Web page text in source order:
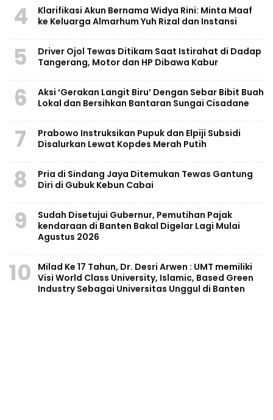
4
Klarifikasi Akun Bernama Widya Rini: Minta Maaf
ke Keluarga Almarhum Yuh Rizal dan Instansi
5
Driver Ojol Tewas Ditikam Saat Istirahat di Dadap
Tangerang, Motor dan HP Dibawa Kabur
6
Aksi ‘Gerakan Langit Biru’ Dengan Sebar Bibit Buah
Lokal dan Bersihkan Bantaran Sungai Cisadane
7
Prabowo Instruksikan Pupuk dan Elpiji Subsidi
Disalurkan Lewat Kopdes Merah Putih
8
Pria di Sindang Jaya Ditemukan Tewas Gantung
Diri di Gubuk Kebun Cabai
9
Sudah Disetujui Gubernur, Pemutihan Pajak
kendaraan di Banten Bakal Digelar Lagi Mulai
Agustus 2026
10
Milad Ke 17 Tahun, Dr. Desri Arwen : UMT memiliki
Visi World Class University, Islamic, Based Green
Industry Sebagai Universitas Unggul di Banten